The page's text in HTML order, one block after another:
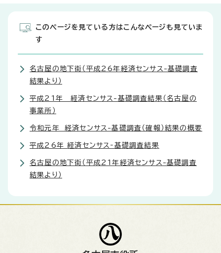
このページを見ている方はこんなページも見ていま
す
名古屋の地下街（平成26年経済センサス-基礎調査
結果より）
平成21年 経済センサス-基礎調査結果（名古屋の
事業所）
令和元年 経済センサス-基礎調査（確報）結果の概要
平成26年 経済センサス‐基礎調査結果
名古屋の地下街（平成21年経済センサス-基礎調査
結果より）